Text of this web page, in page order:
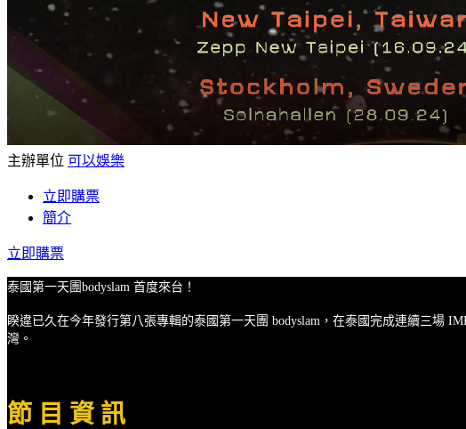
主辦單位 可以娛樂
立即購票
簡介
立即購票
泰國第一天團bodyslam 首度來台！
睽違已久在今年發行第八張專輯的泰國第一天團 bodyslam，在泰國完成連續三場
灣。
節 目 資 訊